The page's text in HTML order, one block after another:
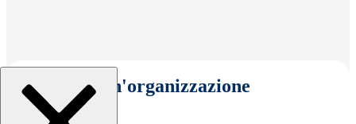
Seleziona un'organizzazione